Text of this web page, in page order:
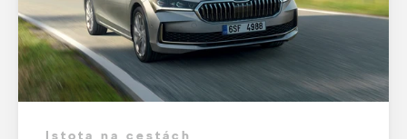
Istota na cestách